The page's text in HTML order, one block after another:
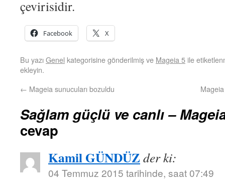
çevirisidir.
Facebook X
Bu yazı Genel kategorisine gönderilmiş ve Mageia 5 ile
ekleyin.
← Mageia sunucuları bozuldu
Sağlam güçlü ve canlı –
cevap
Kamil GÜNDÜZder ki:
04 Temmuz 2015 tarihinde, saat 07:49